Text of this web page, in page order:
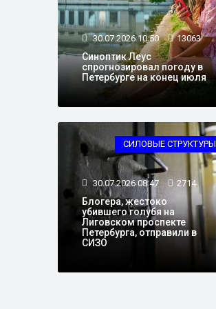
30.07.2026 10:50 13063
Синоптик Леус
спрогнозировал погоду в
Петербурге на конец июля
СИЛОВЫЕ СТРУКТУРЫ
30.07.2026 08:47 2714
Блогера, жестоко
убившего голубя на
Лиговском проспекте
Петербурга, отправили в
СИЗО